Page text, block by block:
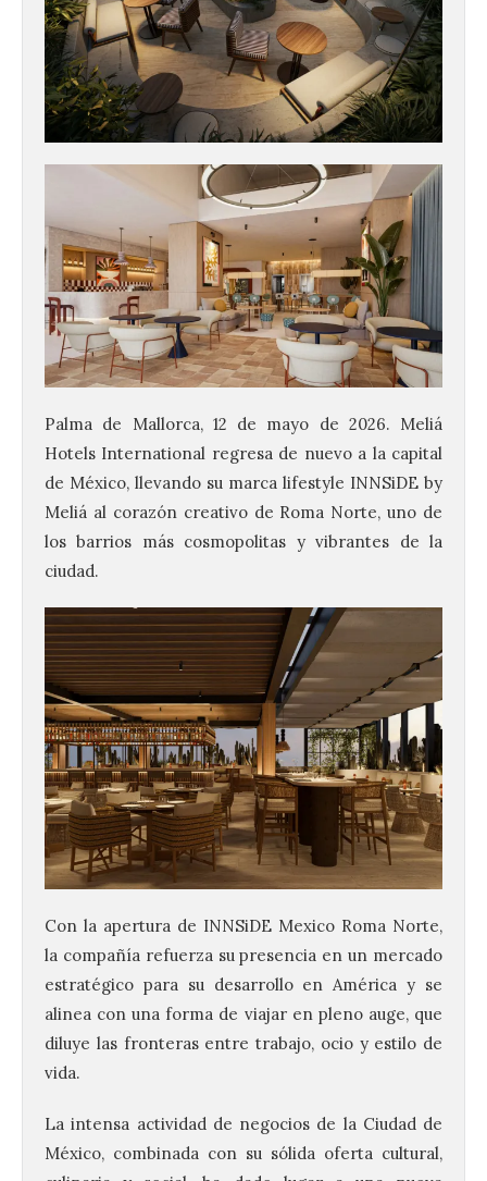
Palma de Mallorca, 12 de mayo de 2026. Meliá
Hotels International regresa de nuevo a la capital
de México, llevando su marca lifestyle INNSiDE by
Meliá al corazón creativo de Roma Norte, uno de
los barrios más cosmopolitas y vibrantes de la
ciudad.
Con la apertura de INNSiDE Mexico Roma Norte,
la compañía refuerza su presencia en un mercado
estratégico para su desarrollo en América y se
alinea con una forma de viajar en pleno auge, que
diluye las fronteras entre trabajo, ocio y estilo de
vida.
La intensa actividad de negocios de la Ciudad de
México, combinada con su sólida oferta cultural,